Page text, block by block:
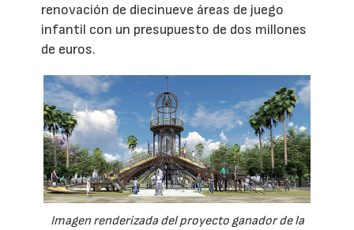
renovación de diecinueve áreas de juego
infantil con un presupuesto de dos millones
de euros.
Imagen renderizada del proyecto ganador de la